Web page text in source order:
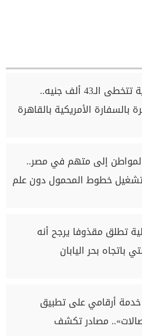
رواتب شهرية تتخطى الـ43 ألف جنيه..
الأمريكية بالقاهرة
إلى متهم في مصر..
خطوط المحمول دون علم
تطلق مقذوفا يرجح أنه
باتجاه بحر اليابان
أرقامي على تطبيق
مصادر تكشف